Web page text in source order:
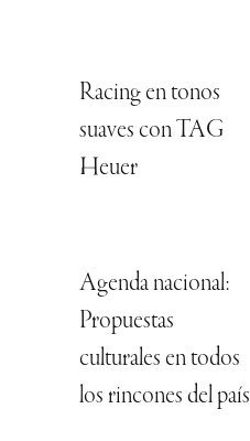
Racing en tonos
suaves con TAG
Heuer
Agenda nacional:
Propuestas
culturales en todos
los rincones del país